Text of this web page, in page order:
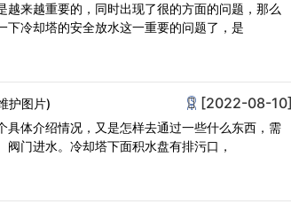
来越重要的，同时出现了很的方面的问题，那么
冷却塔的安全放水这一重要的问题了，是
护图片) [2022-08-10]
体介绍情况，又是怎样去通过一些什么东西，需
门进水。冷却塔下面积水盘有排污口，